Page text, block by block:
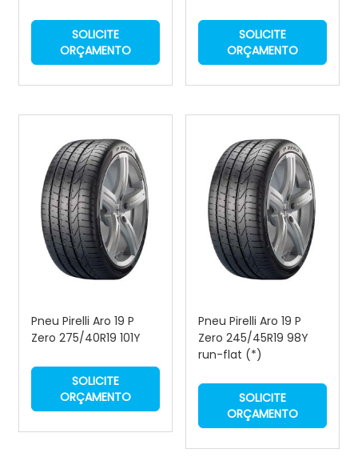
SOLICITE
ORÇAMENTO
SOLICITE
ORÇAMENTO
Pneu Pirelli Aro 19 P
Zero 275/40R19 101Y
SOLICITE
ORÇAMENTO
Pneu Pirelli Aro 19 P
Zero 245/45R19 98Y
run-flat (*)
SOLICITE
ORÇAMENTO